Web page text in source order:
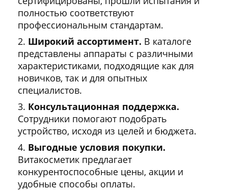
полностью соответствуют
профессиональным стандартам.
Широкий ассортимент. В каталоге
представлены аппараты с различными
характеристиками, подходящие как для
новичков, так и для опытных
специалистов.
Консультационная поддержка.
Сотрудники помогают подобрать
устройство, исходя из целей и бюджета.
Выгодные условия покупки.
Витакосметик предлагает
конкурентоспособные цены, акции и
удобные способы оплаты.